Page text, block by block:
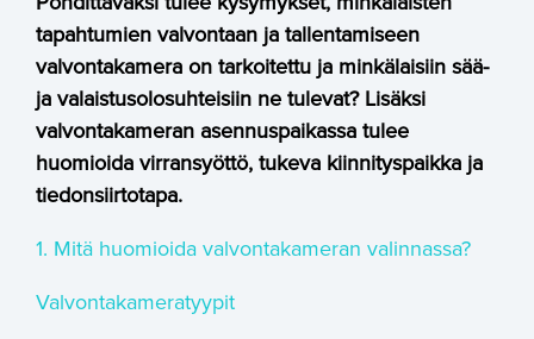
tapahtumien valvontaan ja tallentamiseen
valvontakamera on tarkoitettu ja minkälaisiin sää-
ja valaistusolosuhteisiin ne tulevat? Lisäksi
valvontakameran asennuspaikassa tulee
huomioida virransyöttö, tukeva kiinnityspaikka ja
tiedonsiirtotapa.
1. Mitä huomioida valvontakameran valinnassa?
Valvontakameratyypit